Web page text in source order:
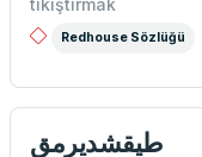
Redhouse Sözlüğü
طيقشدیرمق